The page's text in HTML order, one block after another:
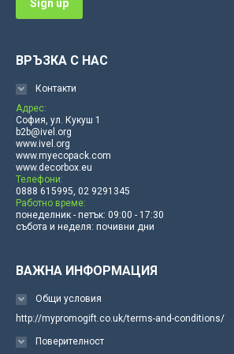
ВРЪЗКА С НАС
Контакти
Адрес:
София, ул. Кукуш 1
b2b@ivel.org
www.ivel.org
www.myecopack.com
www.decorbox.eu
Телефони:
0888 615995, 02 9291345
Работно време:
понеделник - петък: 09:00 - 17:30
събота и неделя: почивни дни
ВАЖНА ИНФОРМАЦИЯ
Общи условия
http://mypromogift.co.uk/terms-and-conditions/
Поверителност